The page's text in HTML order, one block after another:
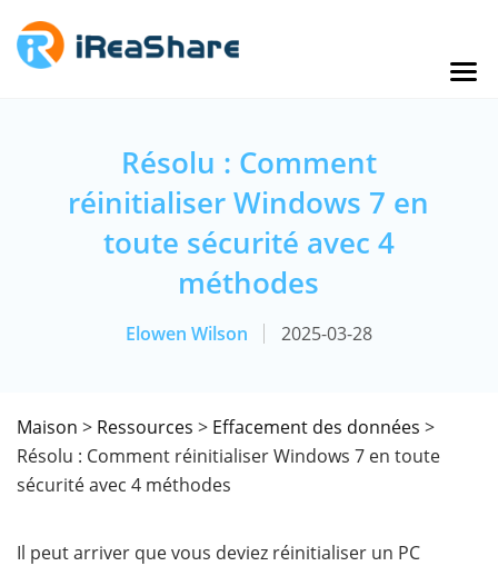
Résolu : Comment
réinitialiser Windows 7 en
toute sécurité avec 4
méthodes
Elowen Wilson 2025-03-28
Maison > Ressources > Effacement des données >
Résolu : Comment réinitialiser Windows 7 en toute
sécurité avec 4 méthodes
Il peut arriver que vous deviez réinitialiser un PC